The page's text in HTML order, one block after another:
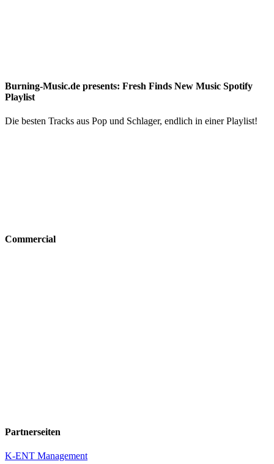
Burning-Music.de presents: Fresh Finds New Music Spotify
Playlist
Die besten Tracks aus Pop und Schlager, endlich in einer Playlist!
Commercial
Partnerseiten
K-ENT Management